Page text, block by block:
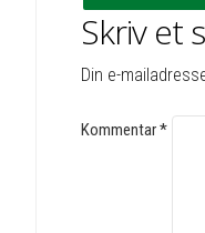
Skriv et
Din e-
Kommentar*